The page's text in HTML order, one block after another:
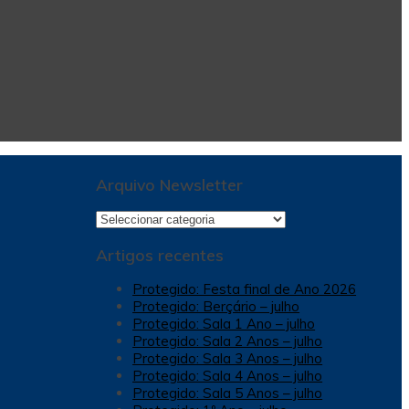
Arquivo Newsletter
Arquivo
Artigos recentes
Protegido: Festa final de Ano 2026
Protegido: Berçário – julho
Protegido: Sala 1 Ano – julho
Protegido: Sala 2 Anos – julho
Protegido: Sala 3 Anos – julho
Protegido: Sala 4 Anos – julho
Protegido: Sala 5 Anos – julho